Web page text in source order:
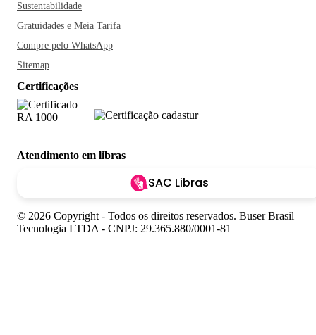
Sustentabilidade
Gratuidades e Meia Tarifa
Compre pelo WhatsApp
Sitemap
Certificações
Atendimento em libras
SAC Libras
© 2026 Copyright - Todos os direitos reservados. Buser Brasil
Tecnologia LTDA - CNPJ: 29.365.880/0001-81